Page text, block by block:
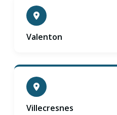
Valenton
Villecresnes